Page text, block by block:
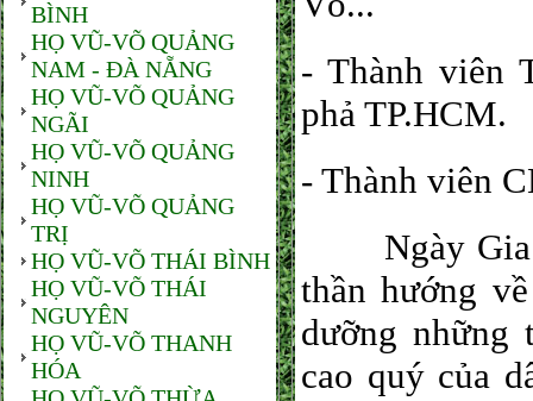
BÌNH
HỌ VŨ-VÕ QUẢNG
NAM - ĐÀ NẴNG
HỌ VŨ-VÕ QUẢNG
NGÃI
HỌ VŨ-VÕ QUẢNG
NINH
HỌ VŨ-VÕ QUẢNG
TRỊ
HỌ VŨ-VÕ THÁI BÌNH
HỌ VŨ-VÕ THÁI
NGUYÊN
HỌ VŨ-VÕ THANH
HÓA
- Thành viên
phả TP.HCM.
- Thành viên
Ngày Gia
thần hướng
dưỡng những
cao quý của